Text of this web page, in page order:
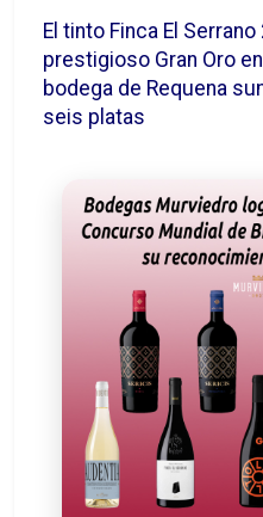
El tinto Finca El
prestigioso Gran Oro
bodega de Requena
seis platas